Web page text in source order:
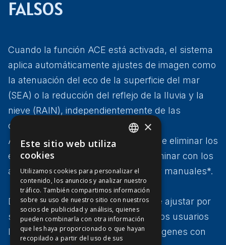
FALSOS
Cuando la función ACE está activada, el sistema
aplica automáticamente ajustes de imagen como
la atenuación del eco de la superficie del mar
(SEA) o la reducción del reflejo de la lluvia y la
nieve (RAIN), independientemente de las
condiciones del mar.
Además, la función ACE ahora puede eliminar los
ecos falsos que eran difíciles de eliminar con los
ajustes de imagen convencionales y manuales*.
Dado que la ganancia ACE se puede ajustar por
separado de la ganancia normal, a los usuarios
les resulta aún más fácil ver las imágenes con
FDE
FHL
FIT
FESA
×
Este sitio web utiliza
cookies
Utilizamos cookies para personalizar el
contenido, los anuncios y analizar nuestro
tráfico. También compartimos información
sobre su uso de nuestro sitio con nuestros
socios de publicidad y análisis, quienes
pueden combinarla con otra información
que les haya proporcionado o que hayan
recopilado a partir del uso de sus